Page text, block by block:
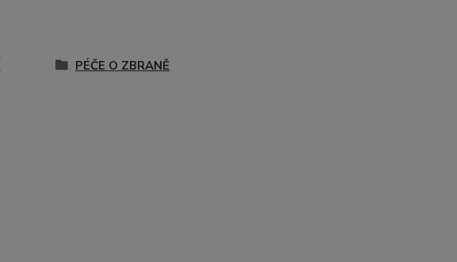
PÉČE O ZBRANĚ